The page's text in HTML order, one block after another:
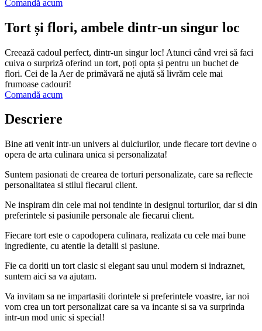
Comandă acum
Tort și flori, ambele dintr-un singur loc
Creează cadoul perfect, dintr-un singur loc! Atunci când vrei să faci
cuiva o surpriză oferind un tort, poți opta și pentru un buchet de
flori. Cei de la Aer de primăvară ne ajută să livrăm cele mai
frumoase cadouri!
Comandă acum
Descriere
Bine ati venit intr-un univers al dulciurilor, unde fiecare tort devine o
opera de arta culinara unica si personalizata!
Suntem pasionati de crearea de torturi personalizate, care sa reflecte
personalitatea si stilul fiecarui client.
Ne inspiram din cele mai noi tendinte in designul torturilor, dar si din
preferintele si pasiunile personale ale fiecarui client.
Fiecare tort este o capodopera culinara, realizata cu cele mai bune
ingrediente, cu atentie la detalii si pasiune.
Fie ca doriti un tort clasic si elegant sau unul modern si indraznet,
suntem aici sa va ajutam.
Va invitam sa ne impartasiti dorintele si preferintele voastre, iar noi
vom crea un tort personalizat care sa va incante si sa va surprinda
intr-un mod unic si special!